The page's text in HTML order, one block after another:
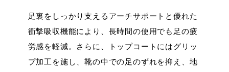
足裏をしっかり支えるアーチサポートと優れた
衝撃吸収機能により、長時間の使用でも足の疲
労感を軽減。さらに、トップコートにはグリッ
プ加工を施し、靴の中での足のずれを抑え、地